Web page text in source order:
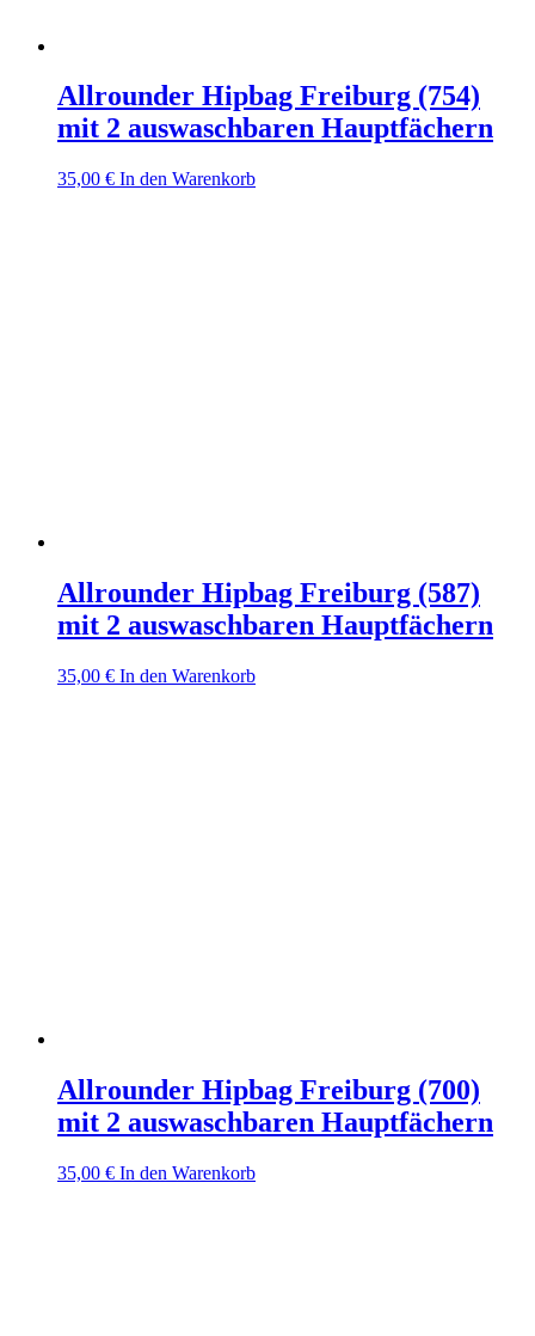
Allrounder Hipbag Freiburg (754)
mit 2 auswaschbaren Hauptfächern
35,00 € In den Warenkorb
Allrounder Hipbag Freiburg (587)
mit 2 auswaschbaren Hauptfächern
35,00 € In den Warenkorb
Allrounder Hipbag Freiburg (700)
mit 2 auswaschbaren Hauptfächern
35,00 € In den Warenkorb